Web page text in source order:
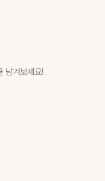
남겨보세요!